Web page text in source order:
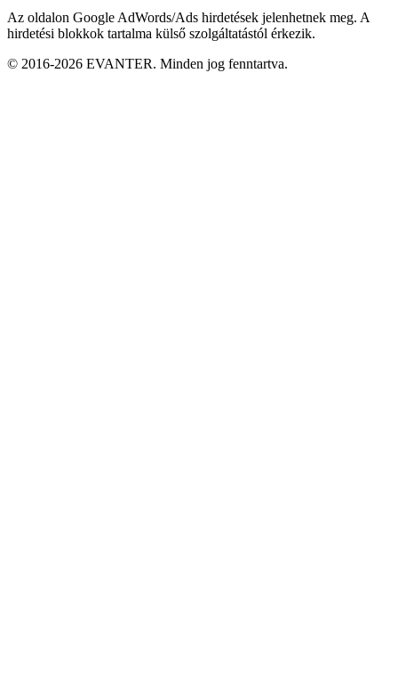
Az oldalon Google AdWords/Ads hirdetések jelenhetnek meg. A
hirdetési blokkok tartalma külső szolgáltatástól érkezik.
© 2016-2026 EVANTER. Minden jog fenntartva.